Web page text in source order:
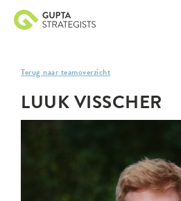
Terug naar teamoverzicht
LUUK VISSCHER